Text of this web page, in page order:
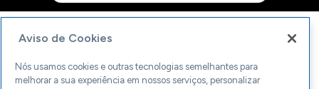
Aviso de Cookies
Nós usamos cookies e outras tecnologias semelhantes para
melhorar a sua experiência em nossos serviços, personalizar